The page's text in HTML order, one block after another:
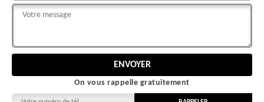
On vous rappelle gratuitement